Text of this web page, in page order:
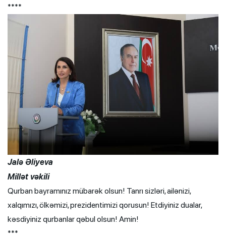
****
Jalə Əliyeva
Millət vəkili
Qurban bayramınız mübarək olsun! Tanrı sizləri, ailənizi,
xalqımızı, ölkəmizi, prezidentimizi qorusun! Etdiyiniz dualar,
kəsdiyiniz qurbanlar qəbul olsun! Amin!
***